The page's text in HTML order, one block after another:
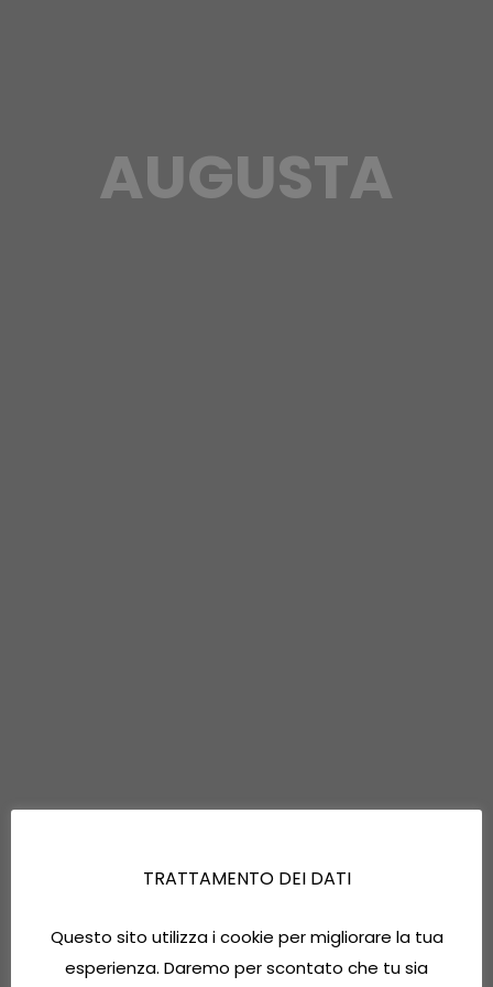
AUGUSTA
TRATTAMENTO DEI DATI
Questo sito utilizza i cookie per migliorare la tua
esperienza. Daremo per scontato che tu sia